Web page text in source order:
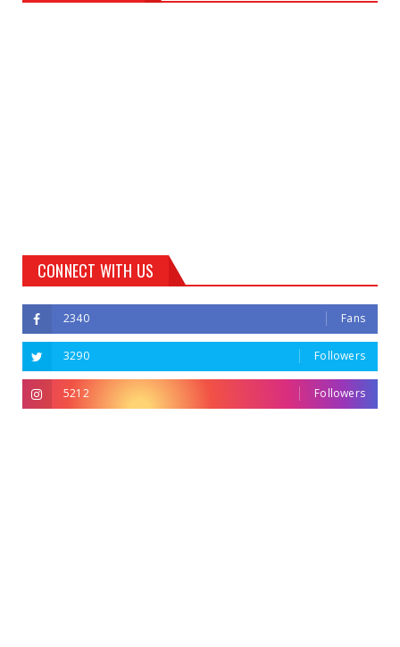
CONNECT WITH US
2340 Fans
3290 Followers
5212 Followers